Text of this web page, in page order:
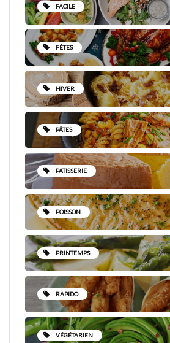
FACILE
FÊTES
HIVER
PÂTES
PATISSERIE
POISSON
PRINTEMPS
RAPIDO
VÉGÉTARIEN